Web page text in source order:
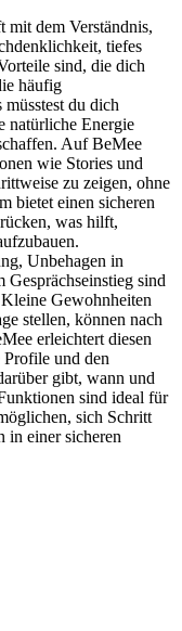
mit dem Verständnis,
tiefes
sind, die dich
häufig
du dich
natürliche Energie
Auf BeMee
wie Stories und
zu zeigen, ohne
bietet einen sicheren
was hilft,
Unbehagen in
sind
Gewohnheiten
stellen, können nach
erleichtert diesen
und den
gibt, wann und
sind ideal für
sich Schritt
in einer sicheren